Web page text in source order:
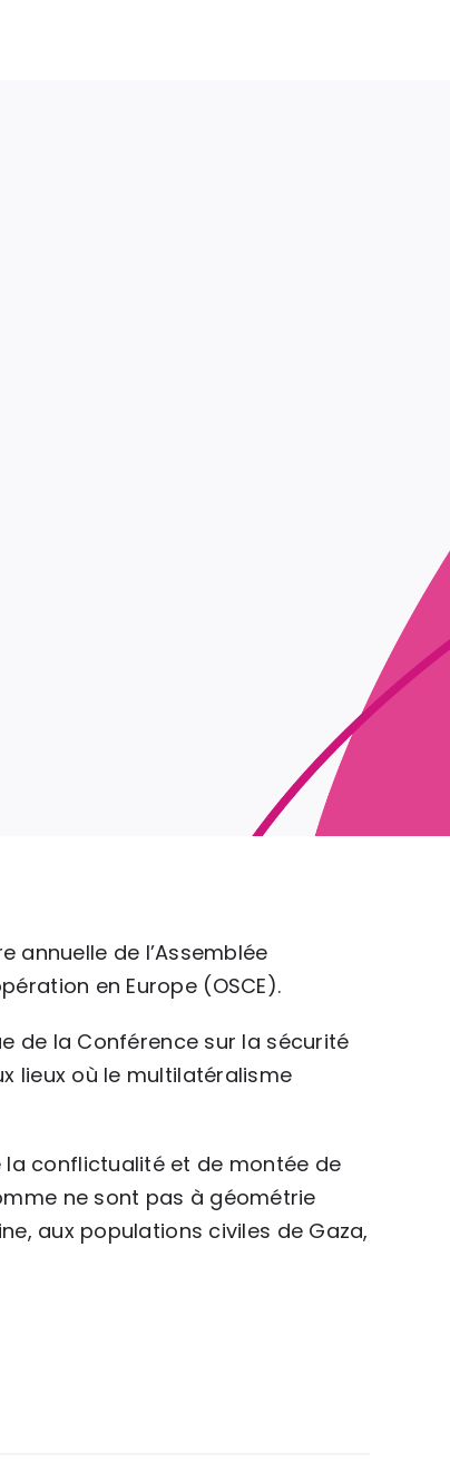
annuelle de l’Assemblée
en Europe (OSCE).
de la Conférence sur la sécurité
lieux où le multilatéralisme
la conflictualité et de montée de
ne sont pas à géométrie
aux populations civiles de Gaza,